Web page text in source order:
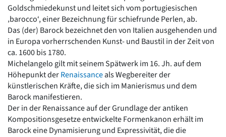
Big Beautiful Buildings (Großbauten der Nachkriegszeit)
Epochen
Gesamtübersicht...
Gegenwart
Postmoderne
1950er-70er Jahre
Moderne
Reformarchitektur
Jugendstil
Historismus
Klassizismus
Goldschmiedekunst und leitet sich vom portugiesischen
‚barocco‘, einer Bezeichnung für schiefrunde Perlen, ab.
Das (der) Barock bezeichnet den von Italien ausgehenden und
in Europa vorherrschenden Kunst- und Baustil in der Zeit von
ca. 1600 bis 1780.
Michelangelo gilt mit seinem Spätwerk im 16. Jh. auf dem
Höhepunkt derRenaissanceals Wegbereiter der
künstlerischen Kräfte, die sich im Manierismus und dem
Barock manifestieren.
Der in der Renaissance auf der Grundlage der antiken
Kompositionsgesetze entwickelte Formenkanon erhält im
Barock eine Dynamisierung und Expressivität, die die